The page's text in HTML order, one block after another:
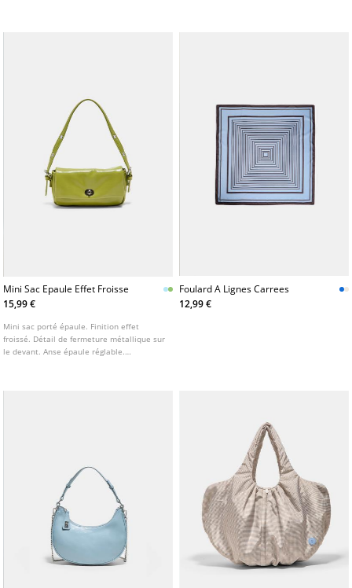
Mini Sac Epaule Effet Froisse
15,99 €
Mini sac porté épaule. Finition effet
froissé. Détail de fermeture métallique sur
le devant. Anse épaule réglable.
Foulard A Lignes Carrees
12,99 €